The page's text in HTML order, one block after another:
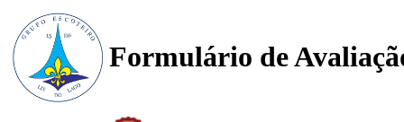
Formulário de